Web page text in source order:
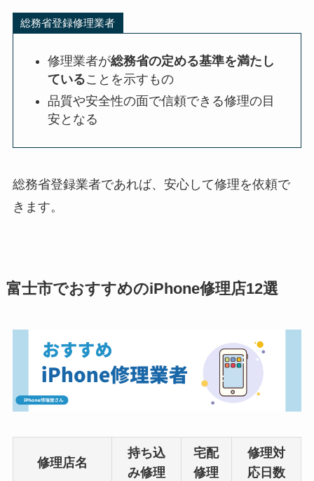
総務省登録修理業者
修理業者が総務省の定める基準を満たし
ていることを示すもの
品質や安全性の面で信頼できる修理の目
安となる
総務省登録業者であれば、安心して修理を依頼で
きます。
富士市でおすすめのiPhone修理店12選
修理店名
持ち込
み修理
宅配
修理
修理対
応日数